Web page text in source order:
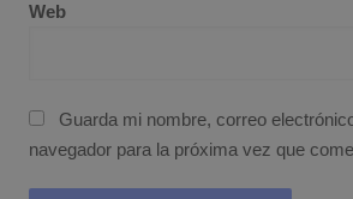
Web
Guarda mi nombre, correo
navegador para la próxima vez que